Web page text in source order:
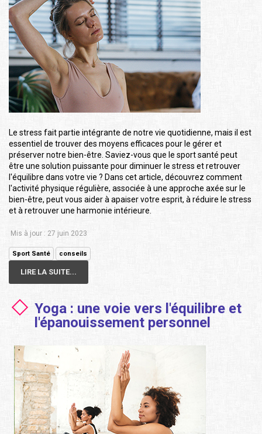
Le stress fait partie intégrante de notre vie quotidienne, mais il est
essentiel de trouver des moyens efficaces pour le gérer et
préserver notre bien-être. Saviez-vous que le sport santé peut
être une solution puissante pour diminuer le stress et retrouver
l'équilibre dans votre vie ? Dans cet article, découvrez comment
l'activité physique régulière, associée à une approche axée sur le
bien-être, peut vous aider à apaiser votre esprit, à réduire le stress
et à retrouver une harmonie intérieure.
Mis à jour : 27 juin 2023
Sport Santé conseils
LIRE LA SUITE...
Yoga : une voie vers l'équilibre et
l'épanouissement personnel